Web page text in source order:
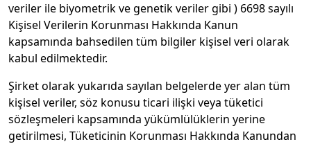
veriler ile biyometrik ve genetik veriler gibi ) 6698 sayılı
Kişisel Verilerin Korunması Hakkında Kanun
kapsamında bahsedilen tüm bilgiler kişisel veri olarak
kabul edilmektedir.
Şirket olarak yukarıda sayılan belgelerde yer alan tüm
kişisel veriler, söz konusu ticari ilişki veya tüketici
sözleşmeleri kapsamında yükümlülüklerin yerine
getirilmesi, Tüketicinin Korunması Hakkında Kanundan